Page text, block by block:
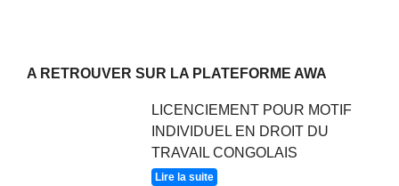
A RETROUVER SUR LA PLATEFORME AWA
LICENCIEMENT POUR MOTIF
INDIVIDUEL EN DROIT DU
TRAVAIL CONGOLAIS
Lire la suite